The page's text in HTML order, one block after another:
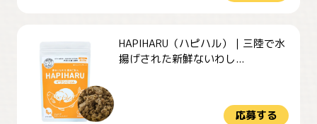
HAPIHARU（ハピハル）｜三陸で水
揚げされた新鮮ないわし...
応募する